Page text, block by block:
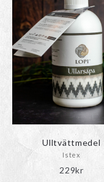
Ulltvättmedel
Istex
229kr